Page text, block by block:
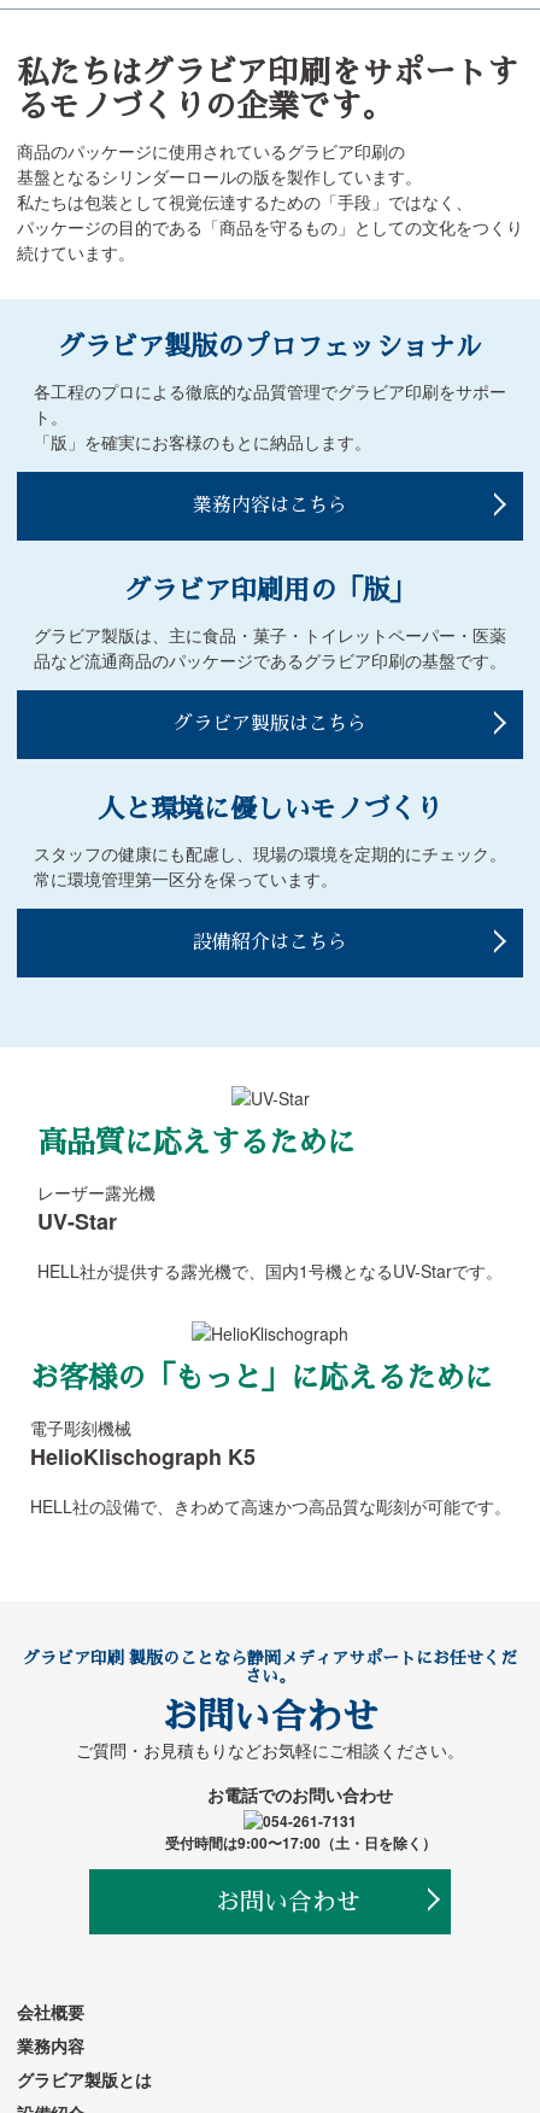
私たちはグラビア印刷をサポートす
るモノづくりの企業です。
商品のパッケージに使用されているグラビア印刷の
基盤となるシリンダーロールの版を製作しています。
私たちは包装として視覚伝達するための「手段」ではなく、
パッケージの目的である「商品を守るもの」としての文化をつくり
続けています。
グラビア製版のプロフェッショナル
各工程のプロによる徹底的な品質管理でグラビア印刷をサポー
ト。
「版」を確実にお客様のもとに納品します。
業務内容はこちら
グラビア印刷用の「版」
グラビア製版は、主に食品・菓子・トイレットペーパー・医薬
品など流通商品のパッケージであるグラビア印刷の基盤です。
グラビア製版はこちら
人と環境に優しいモノづくり
スタッフの健康にも配慮し、現場の環境を定期的にチェック。
常に環境管理第一区分を保っています。
設備紹介はこちら
高品質に応えするために
レーザー露光機
UV-Star
HELL社が提供する露光機で、国内1号機となるUV-Starです。
お客様の「もっと」に応えるために
電子彫刻機械
HelioKlischograph K5
HELL社の設備で、きわめて高速かつ高品質な彫刻が可能です。
グラビア印刷 製版のことなら静岡メディアサポートにお任せくだ
さい。
お問い合わせ
ご質問・お見積もりなどお気軽にご相談ください。
お電話でのお問い合わせ
受付時間は9:00〜17:00（土・日を除く）
お問い合わせ
会社概要
業務内容
グラビア製版とは